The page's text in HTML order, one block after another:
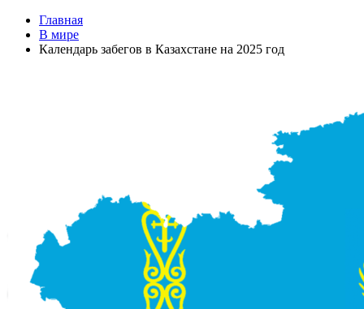
Главная
В мире
Календарь забегов в Казахстане на 2025 год